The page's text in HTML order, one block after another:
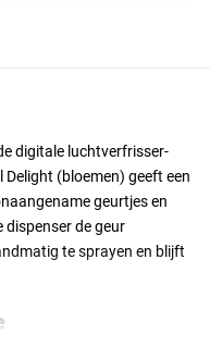
digitale luchtverfrisser-
Delight (bloemen) geeft een
geurtjes en
de geur
te sprayen en blijft
die onaangename